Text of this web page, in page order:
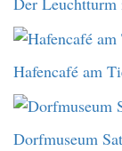
Hafencafé am
Dorfmuseum